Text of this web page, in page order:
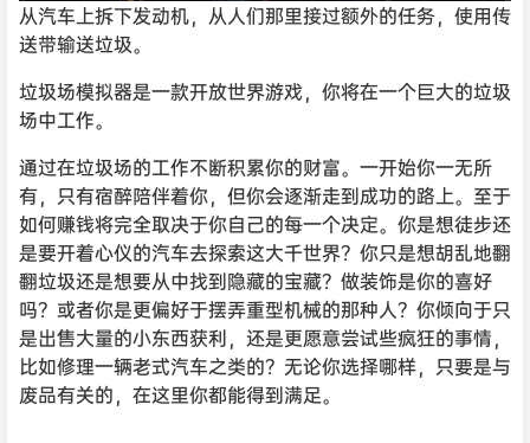
从汽车上拆下发动机，从人们那里接过额外的任务，使用传
送带输送垃圾。
垃圾场模拟器是一款开放世界游戏，你将在一个巨大的垃圾
场中工作。
通过在垃圾场的工作不断积累你的财富。一开始你一无所
有，只有宿醉陪伴着你，但你会逐渐走到成功的路上。至于
如何赚钱将完全取决于你自己的每一个决定。你是想徒步还
是要开着心仪的汽车去探索这大千世界？你只是想胡乱地翻
翻垃圾还是想要从中找到隐藏的宝藏？做装饰是你的喜好
吗？或者你是更偏好于摆弄重型机械的那种人？你倾向于只
是出售大量的小东西获利，还是更愿意尝试些疯狂的事情，
比如修理一辆老式汽车之类的？无论你选择哪样，只要是与
废品有关的，在这里你都能得到满足。